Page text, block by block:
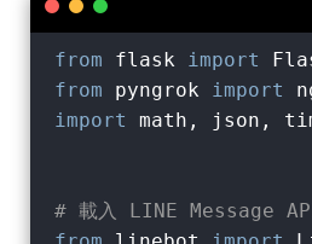
from flask import
from pyngrok import
import
math, json,
# 載入 LINE Message